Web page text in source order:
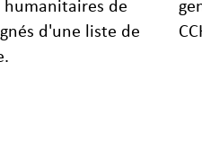
d'une liste de